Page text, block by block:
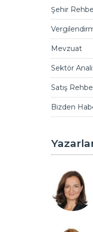
Şehir
Mevzuat
Sektör
Satış
Bizden